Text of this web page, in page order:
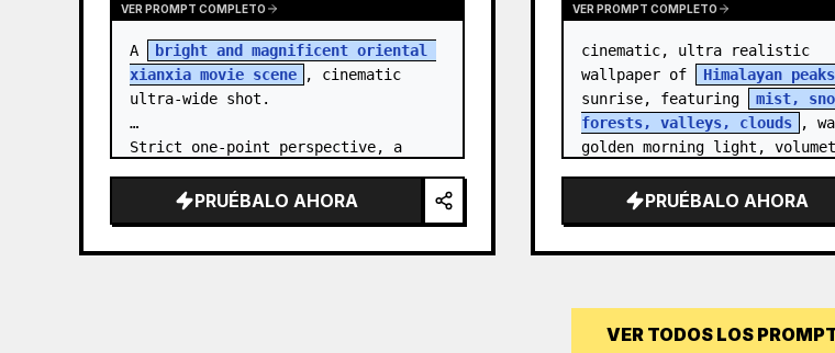
VER PROMPT COMPLETO
A
bright and magnificent oriental
xianxia movie scene
, cinematic
ultra-wide shot.
Strict one-point perspective, a
light golden jade, passing through
the sea of clouds from the bottom…
PRUÉBALO AHORA
VER PROMPT COMPLETO
cinematic, ultra realistic
wallpaper of
Himalayan peaks
sunrise, featuring
mist,
forests, valleys, clouds
,
golden morning light,
PRUÉBALO AHORA
VER TODOS LOS